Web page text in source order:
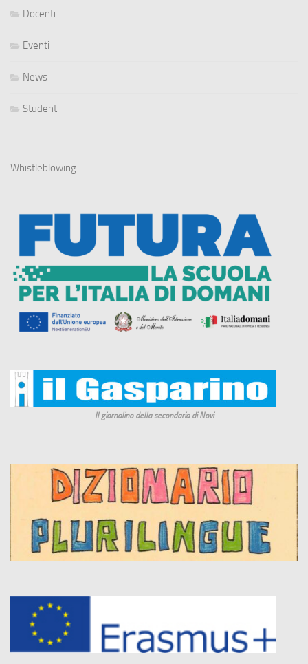
Docenti
Eventi
News
Studenti
Whistleblowing
Il giornalino della secondaria di Novi